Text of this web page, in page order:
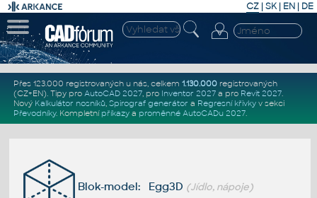
CZ | SK| EN | DE
Přes 123.000 registrovaných u nás, celkem 1.130.000registrovaných
(CZ+EN). Tipy pro AutoCAD 2027, pro Inventor 2027a pro Revit 2027.
Nový Kalkulátor nosníků, Spirograf generátor a Regresní křivkyv sekci
Převodníky. Kompletní příkazya proměnné AutoCADu 2027.
Blok-model: Egg3D (Jídlo, nápoje)